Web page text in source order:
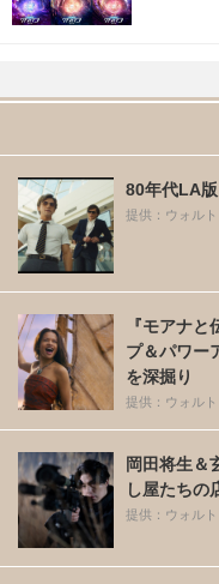
80年代LA
提供：ウォル
『モアナ
プ＆パワー
を深掘り
提供：ウォル
岡田将生＆
し屋たちの
提供：ウォル